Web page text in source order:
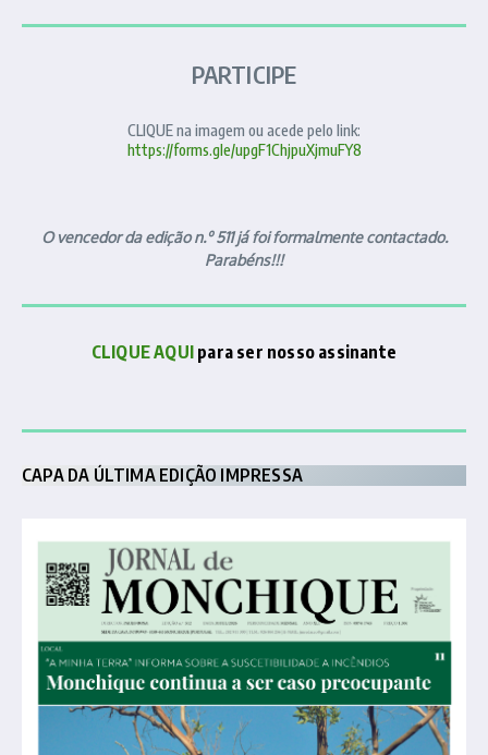
PARTICIPE
CLIQUE na imagem ou acede pelo link:
https://forms.gle/upgF1ChjpuXjmuFY8
O vencedor da edição n.º 511 já foi formalmente contactado.
Parabéns!!!
CLIQUE AQUI para ser nosso assinante
CAPA DA ÚLTIMA EDIÇÃO IMPRESSA